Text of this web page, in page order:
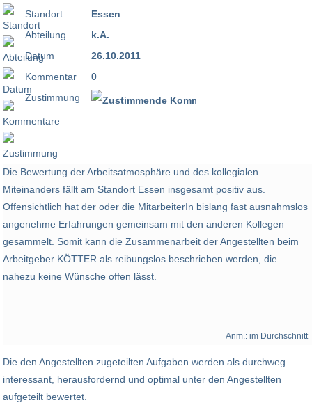
Standort
Abteilung
Datum
Kommentar
Zustimmung
Essen
k.A.
26.10.2011
0
Die Bewertung der Arbeitsatmosphäre und des kollegialen
Miteinanders fällt am Standort Essen insgesamt positiv aus.
Offensichtlich hat der oder die MitarbeiterIn bislang fast ausnahmslos
angenehme Erfahrungen gemeinsam mit den anderen Kollegen
gesammelt. Somit kann die Zusammenarbeit der Angestellten beim
Arbeitgeber KÖTTER als reibungslos beschrieben werden, die
nahezu keine Wünsche offen lässt.
Anm.: im Durchschnitt
Die den Angestellten zugeteilten Aufgaben werden als durchweg
interessant, herausfordernd und optimal unter den Angestellten
aufgeteilt bewertet.